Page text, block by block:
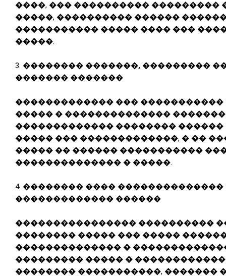
����, ��� ���������� ���������
�����, ���������� ������
����������� ����� ���� ���
�����.
3. �������� �������, ���������
������� �������
������������� ���
����� � ��������������
������������� �������� ������
����� ��� �������������, � ��
����� �� ������ �����������
�������������� � �����.
4. �������� ���� ��������������
������������� ������
���������������� ����������
�������� ����� ��� �����
�������������� �
��������� ����� �
�������� �����������, �������